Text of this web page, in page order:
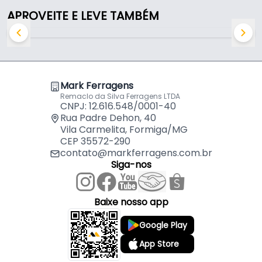
Para Gavetas Italy
por
Para Gavetas Italy
12,94
APROVEITE E LEVE TAMBÉM
Mark Ferragens
Remaclo da Silva Ferragens LTDA
CNPJ: 12.616.548/0001-40
Rua Padre Dehon, 40
Vila Carmelita, Formiga/MG
CEP 35572-290
contato@markferragens.com.br
Siga-nos
Baixe nosso app
Google Play
App Store